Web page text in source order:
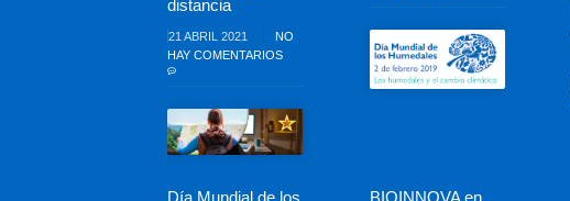
distancia
21 ABRIL 2021
NO
HAY COMENTARIOS
Día Mundial de los BIOINNOVA en